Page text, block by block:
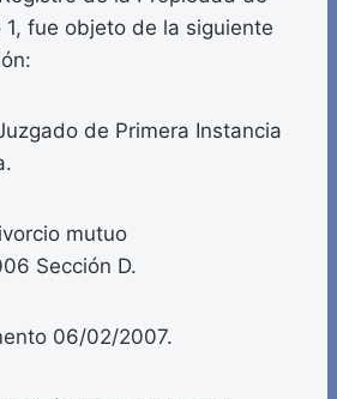
1, fue objeto de la siguiente
de Primera Instancia
mutuo
Sección D.
06/02/2007.